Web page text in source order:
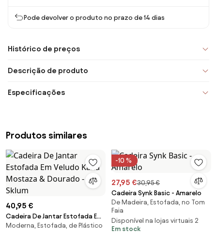
Pode devolver o produto no prazo de 14 dias
Histórico de preços
Descrição de produto
Especificações
Produtos similares
40,95 €
Cadeira De Jantar Estofada Em
Veludo Kana Mostaza &
Moderna, Estofada, de Plástico
-10 %
27,95 €30,95 €
Cadeira Synk Basic - Amarelo
De Madeira, Estofada, no Tom
Faia
Disponível na lojas virtuais 2
Em stock